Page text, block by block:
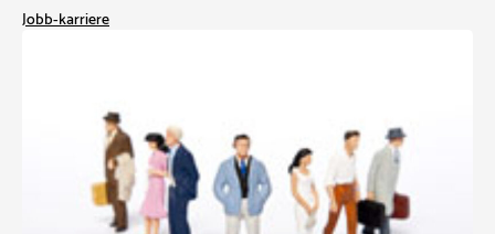
Jobb-karriere